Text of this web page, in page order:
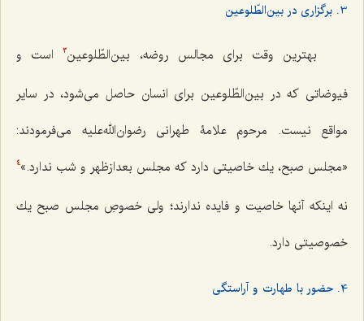
3. برگزاری در بین‌الطّلوعین
بهترین وقت برای مجالس روضه، بین‌الطّلوعین3است و
فیوضاتی که در بین‌الطّلوعین برای انسان حاصل می‌شود، در سایر
مواقع نیست. مرحوم علامۀ طهرانی رضوان‌الله‌علیه می‌فرمودند:
«مجلس صبح، یك خاصیتی دارد كه مجلس بعدازظهر و شب ندارد.»4
نه اینكه آنها خاصیت و فایده ندارند؛ ولی خصوصِ مجلس صبح یك
خصوصیتی دارد.
4. حضور با طهارت و آراستگی